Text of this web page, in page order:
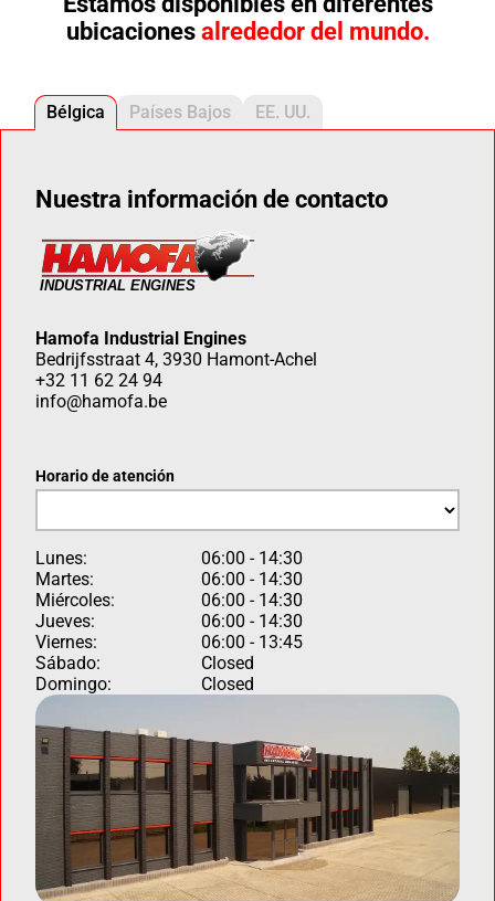
ubicaciones alrededor del mundo.
Bélgica Países Bajos EE. UU.
Nuestra información de contacto
Hamofa Industrial Engines
Bedrijfsstraat 4, 3930 Hamont-Achel
+32 11 62 24 94
info@hamofa.be
Horario de atención
Lunes:
06:00 - 14:30
Martes:
06:00 - 14:30
Miércoles:
06:00 - 14:30
Jueves:
06:00 - 14:30
Viernes:
06:00 - 13:45
Sábado:
Closed
Domingo:
Closed